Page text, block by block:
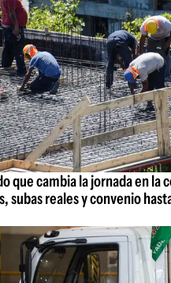
que cambia la jornada en la
subas reales y convenio